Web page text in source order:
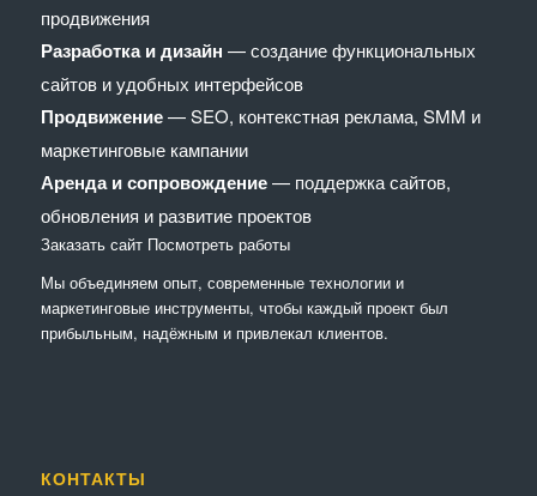
продвижения
Разработка и дизайн — создание функциональных
сайтов и удобных интерфейсов
Продвижение— SEO, контекстная реклама, SMM и
маркетинговые кампании
Аренда и сопровождение— поддержка сайтов,
обновления и развитие проектов
Заказать сайт Посмотреть работы
Мы объединяем опыт, современные технологии и
маркетинговые инструменты, чтобы каждый проект был
прибыльным, надёжным и привлекал клиентов.
КОНТАКТЫ